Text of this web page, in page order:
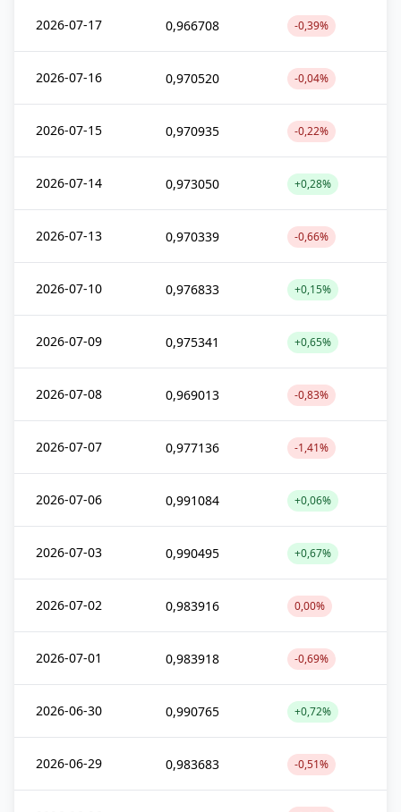
2026-07-17 0,966708 -0,39%
2026-07-16 0,970520 -0,04%
2026-07-15 0,970935 -0,22%
2026-07-14 0,973050 +0,28%
2026-07-13 0,970339 -0,66%
2026-07-10 0,976833 +0,15%
2026-07-09 0,975341 +0,65%
2026-07-08 0,969013 -0,83%
2026-07-07 0,977136 -1,41%
2026-07-06 0,991084 +0,06%
2026-07-03 0,990495 +0,67%
2026-07-02 0,983916 0,00%
2026-07-01 0,983918 -0,69%
2026-06-30 0,990765 +0,72%
2026-06-29 0,983683 -0,51%